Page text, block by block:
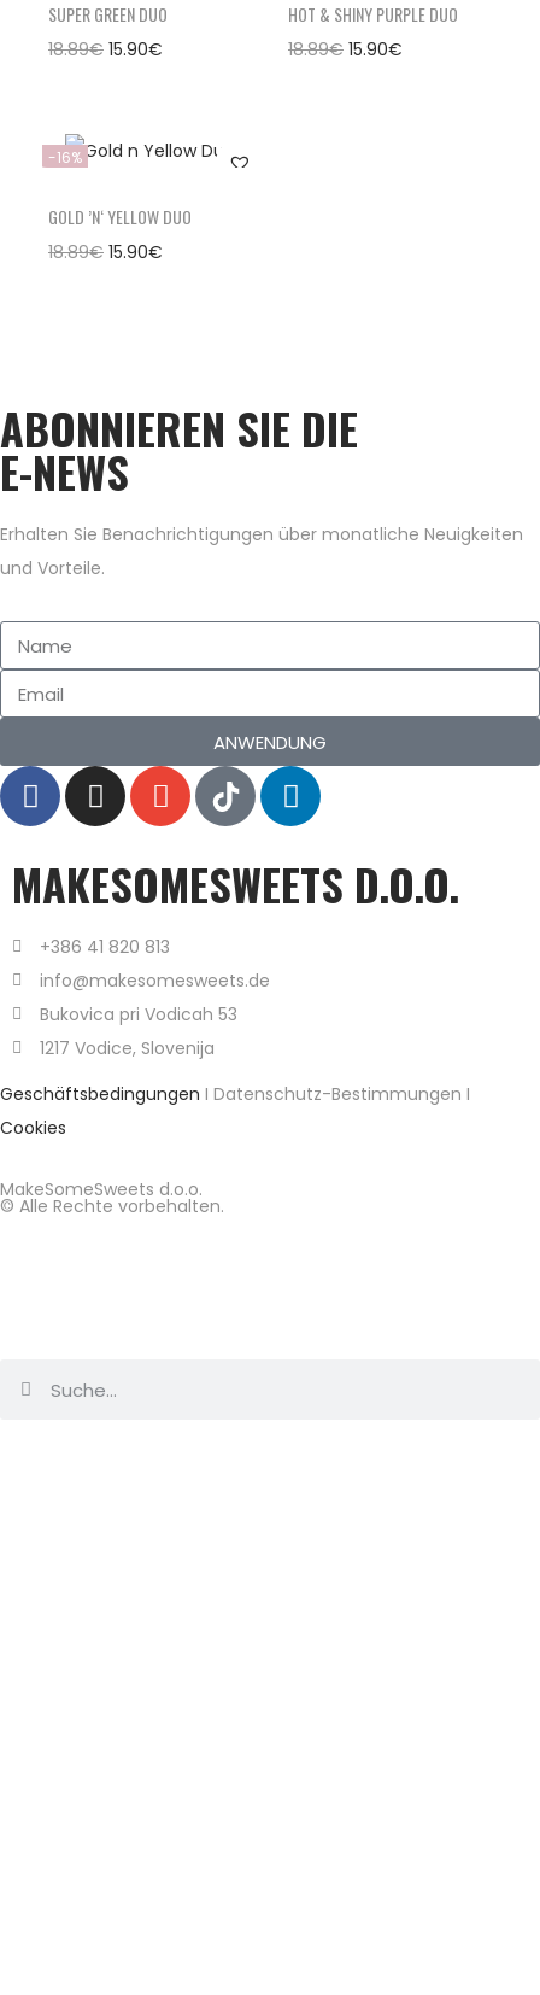
SUPER GREEN DUO
18.89€ 15.90€
HOT & SHINY PURPLE DUO
18.89€ 15.90€
-16%
GOLD ’N‘ YELLOW DUO
18.89€ 15.90€
ABONNIEREN SIE DIE
E-NEWS
Erhalten Sie Benachrichtigungen über monatliche Neuigkeiten
und Vorteile.
ANWENDUNG
MAKESOMESWEETS D.O.O.
+386 41 820 813
info@makesomesweets.de
Bukovica pri Vodicah 53
1217 Vodice, Slovenija
Geschäftsbedingungen I Datenschutz-Bestimmungen I
Cookies
MakeSomeSweets d.o.o.
© Alle Rechte vorbehalten.